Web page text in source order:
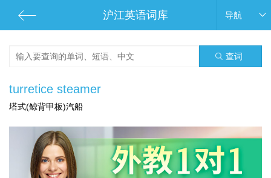
沪江英语词库 导航
查词
turretice steamer
塔式(鲸背甲板)汽船